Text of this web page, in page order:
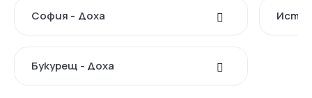
София - Доха
Букурещ - Доха